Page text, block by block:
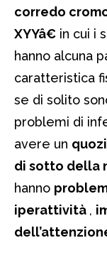
corredo
XYYâ€ in cui i
hanno alcuna
caratteristica
se di solito
problemi di
avere un
di sotto della
hanno
iperattività ,